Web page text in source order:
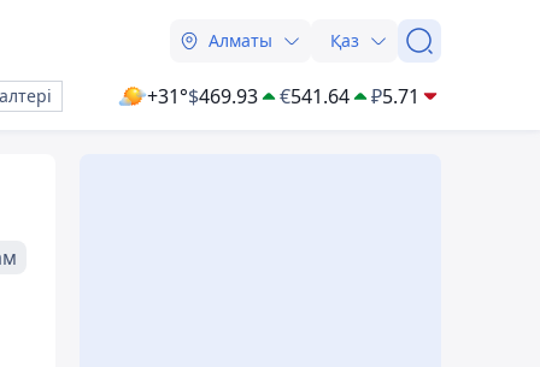
Алматы Қаз
+31°$469.93 €541.64 ₽5.71